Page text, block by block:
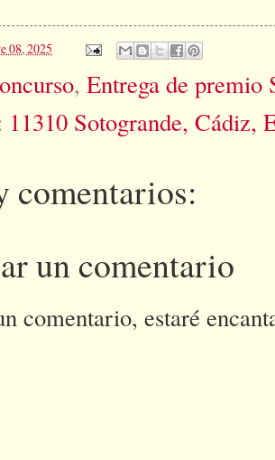
08, 2025
, Entrega de premio
11310 Sotogrande, Cádiz,
comentarios:
un comentario
comentario, estaré